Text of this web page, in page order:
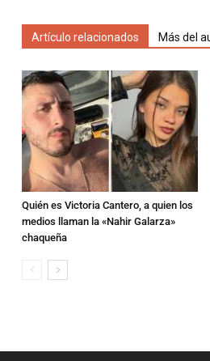
Artículo relacionados Más del
Quién es Victoria Cantero, a quien los
medios llaman la «Nahir Galarza»
chaqueña